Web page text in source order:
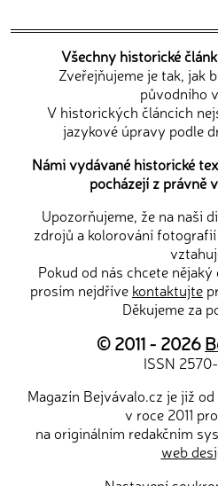
Všechny historické
Zveřejňujeme je tak, jak
původního
V historických článcích
jazykové úpravy podle
Námi vydávané historické
pocházejí z právně
Upozorňujeme, že na naši
zdrojů a kolorování
Pokud od nás chcete
prosím nejdříve kontaktujte
Děkujeme za
© 2011 - 2026
ISSN
Magazín Bejvávalo.cz je již
v roce 2011
na originálním redakčním
web